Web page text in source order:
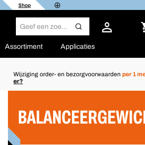
Shop
Assortiment Applicaties
Wijziging order- en bezorgvoorwaarden per 1
er?